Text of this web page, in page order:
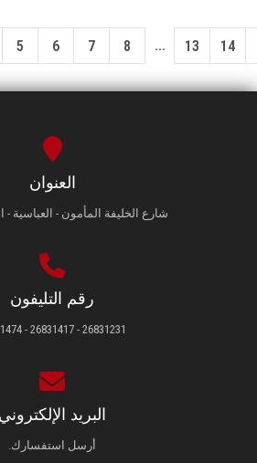
5 6 7 8 ... 13 14
العنوان
شارع الخليفة المأمون - العباسية -
رقم التليفون
26831231 - 26831417 - 26831474
البريد الإلكتروني
أرسل استفسارك.